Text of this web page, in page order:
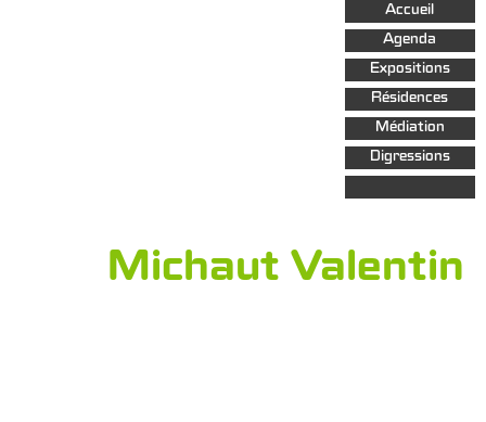
Aller au
contenu
principal
Accueil
Agenda
Expositions
Résidences
Médiation
Digressions
Michaut Valentin